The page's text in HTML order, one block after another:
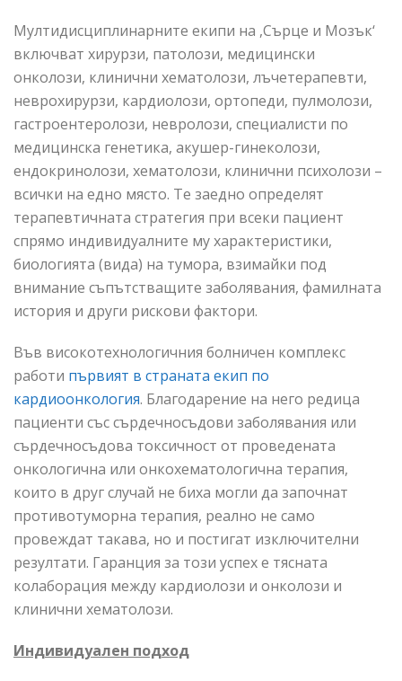
Мултидисциплинарните екипи на ,Сърце и Мозък‘
включват хирурзи, патолози, медицински
онколози, клинични хематолози, лъчетерапевти,
неврохирурзи, кардиолози, ортопеди, пулмолози,
гастроентеролози, невролози, специалисти по
медицинска генетика, акушер-гинеколози,
ендокринолози, хематолози, клинични психолози –
всички на едно място. Те заедно определят
терапевтичната стратегия при всеки пациент
спрямо индивидуалните му характеристики,
биологията (вида) на тумора, взимайки под
внимание съпътстващите заболявания, фамилната
история и други рискови фактори.
Във високотехнологичния болничен комплекс
работи първият в страната екип по
кардиоонкология. Благодарение на него редица
пациенти със сърдечносъдови заболявания или
сърдечносъдова токсичност от проведената
онкологична или онкохематологична терапия,
които в друг случай не биха могли да започнат
противотуморна терапия, реално не само
провеждат такава, но и постигат изключителни
резултати. Гаранция за този успех е тясната
колаборация между кардиолози и онколози и
клинични хематолози.
Индивидуален подход